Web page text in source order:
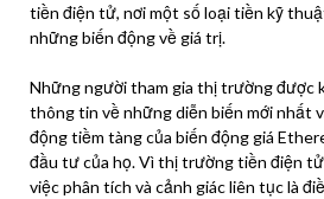
tiền điện tử, nơi một số loại tiền kỹ
những biến động về giá trị.
Những người tham gia thị trường được
thông tin về những diễn biến mới nhất
động tiềm tàng của biến động giá
đầu tư của họ. Vì thị trường tiền điện
việc phân tích và cảnh giác liên tục là